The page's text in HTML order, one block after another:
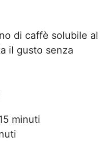
di caffè solubile al
il gusto senza
minuti